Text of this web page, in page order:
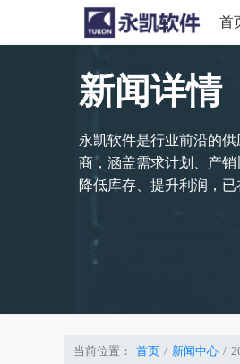
首
新闻详情
永凯软件是行业前沿的
商，涵盖需求计划、产
降低库存、提升利润，
当前位置： 首页 新闻中心